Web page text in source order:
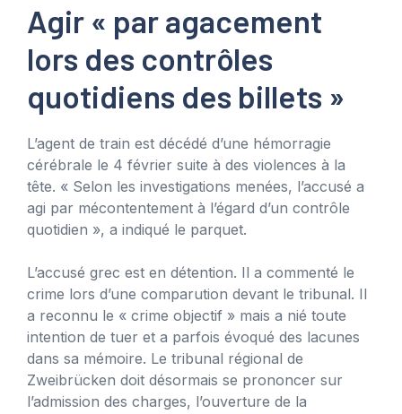
Agir « par agacement
lors des contrôles
quotidiens des billets »
L’agent de train est décédé d’une hémorragie
cérébrale le 4 février suite à des violences à la
tête. « Selon les investigations menées, l’accusé a
agi par mécontentement à l’égard d’un contrôle
quotidien », a indiqué le parquet.
L’accusé grec est en détention. Il a commenté le
crime lors d’une comparution devant le tribunal. Il
a reconnu le « crime objectif » mais a nié toute
intention de tuer et a parfois évoqué des lacunes
dans sa mémoire. Le tribunal régional de
Zweibrücken doit désormais se prononcer sur
l’admission des charges, l’ouverture de la